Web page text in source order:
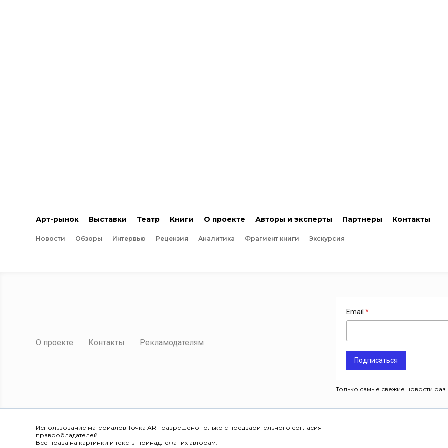
Арт-рынок Выставки Театр Книги О проекте Авторы и эксперты Партнеры Контакты
Новости Обзоры Интервью Рецензия Аналитика Фрагмент книги Экскурсия
О проекте Контакты Рекламодателям
Email
Подписаться
Только самые свежие новости
Использование материалов Точка ART разрешено только с предварительного согласия
правообладателей.
Все права на картинки и тексты принадлежат их авторам.